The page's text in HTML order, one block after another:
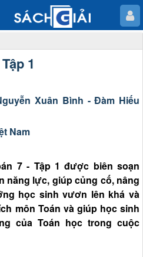
1
Xuân Bình - Đàm Hiếu
Nam
7 - Tập 1 được biên soạn
năng lực, giúp củng cố, nâng
học sinh vươn lên khá và
môn Toán và giúp học sinh
của Toán học trong cuộc